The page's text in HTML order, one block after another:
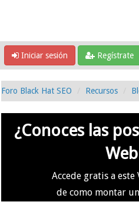
Iniciar sesión Regístrate
Foro Black Hat SEO Recursos
¿Conoces las
Accede gratis a
de como montar